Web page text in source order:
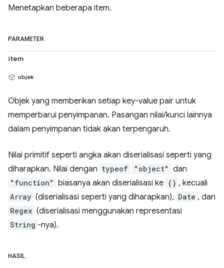
Menetapkan beberapa item.
PARAMETER
item
objek
Objek yang memberikan setiap key-value pair untuk
memperbarui penyimpanan. Pasangan nilai/kunci lainnya
dalam penyimpanan tidak akan terpengaruh.
Nilai primitif seperti angka akan diserialisasi seperti yang
diharapkan. Nilai dengan typeof "object" dan
"function" biasanya akan diserialisasi ke {} , kecuali
Array (diserialisasi seperti yang diharapkan), Date , dan
Regex (diserialisasi menggunakan representasi
String -nya).
HASIL